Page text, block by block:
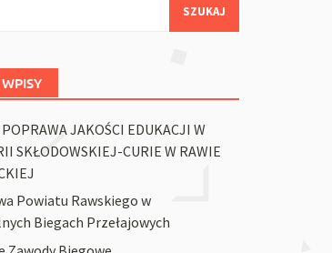
JAKOŚCI EDUKACJI W
SKŁODOWSKIEJ-CURIE W RAWIE
Powiatu Rawskiego w
Biegach Przełajowych